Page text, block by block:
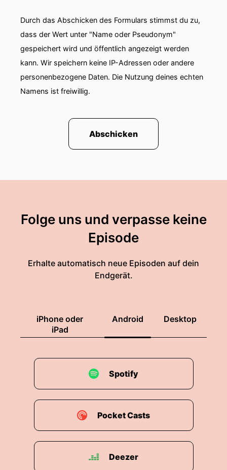
Durch das Abschicken des Formulars stimmst du zu,
dass der Wert unter "Name oder Pseudonym"
gespeichert wird und öffentlich angezeigt werden
kann. Wir speichern keine IP-Adressen oder andere
personenbezogene Daten. Die Nutzung deines echten
Namens ist freiwillig.
Abschicken
Folge uns und verpasse keine
Episode
Erhalte automatisch neue Episoden auf dein
Endgerät.
iPhone oder
iPad
Android Desktop
Spotify
Pocket Casts
Deezer